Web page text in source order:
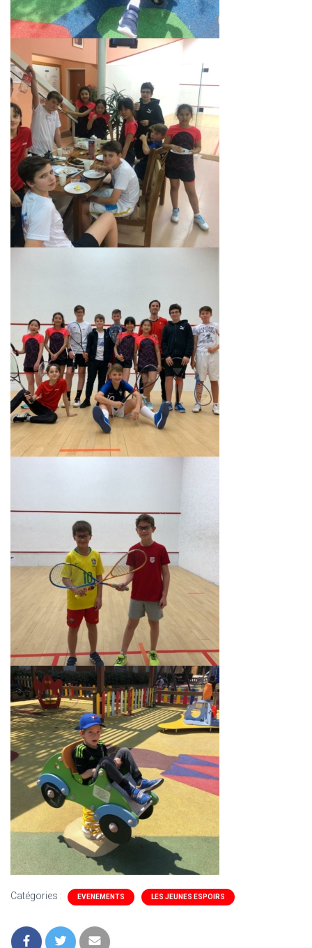
Catégories : EVENEMENTS LES JEUNES ESPOIRS